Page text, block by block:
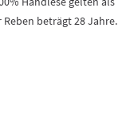
beträgt 28 Jahre.